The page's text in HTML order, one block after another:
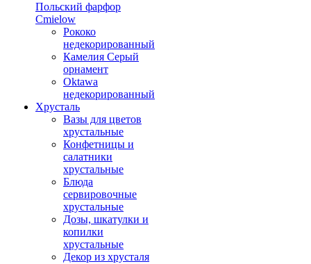
Польский фарфор
Сmielow
Рококо
недекорированный
Камелия Серый
орнамент
Oktawa
недекорированный
Хрусталь
Вазы для цветов
хрустальные
Конфетницы и
салатники
хрустальные
Блюда
сервировочные
хрустальные
Дозы, шкатулки и
копилки
хрустальные
Декор из хрусталя